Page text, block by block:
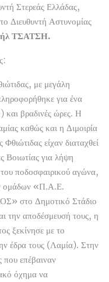
Στερεάς Ελλάδας,
Διευθυντή Αστυνομίας
ΤΣΑΤΣΗ.
με μεγάλη
για ένα
βραδινές ώρες. Η
καθώς και η Διμοιρία
είχαν διαταχθεί
Βοιωτίας για λήψη
ποδοσφαιρικού αγώνα,
ομάδων «Π.Α.Ε.
Δημοτικό Στάδιο
την αποδέσμευσή τους, η
ξεκίνησε με το
έδρα τους (Λαμία). Στην
επέβαιναν
όχημα να